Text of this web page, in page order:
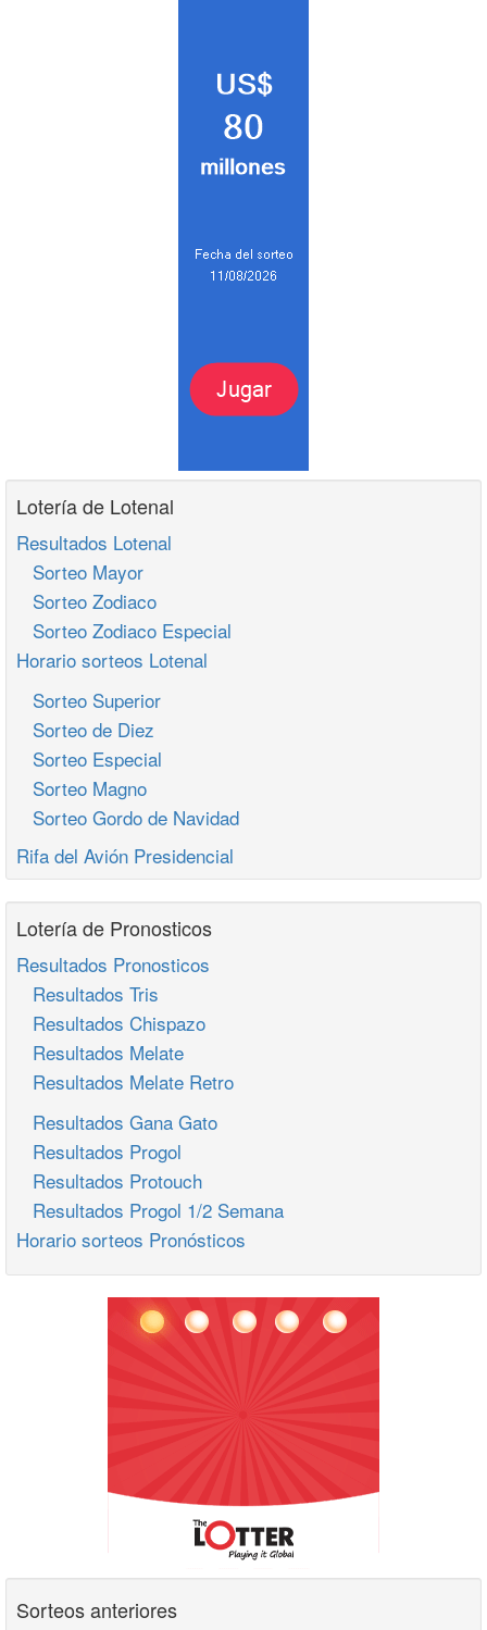
Lotería de Lotenal
Resultados Lotenal
Sorteo Mayor
Sorteo Zodiaco
Sorteo Zodiaco Especial
Horario sorteos Lotenal
Sorteo Superior
Sorteo de Diez
Sorteo Especial
Sorteo Magno
Sorteo Gordo de Navidad
Rifa del Avión Presidencial
Lotería de Pronosticos
Resultados Pronosticos
Resultados Tris
Resultados Chispazo
Resultados Melate
Resultados Melate Retro
Resultados Gana Gato
Resultados Progol
Resultados Protouch
Resultados Progol 1/2 Semana
Horario sorteos Pronósticos
Sorteos anteriores